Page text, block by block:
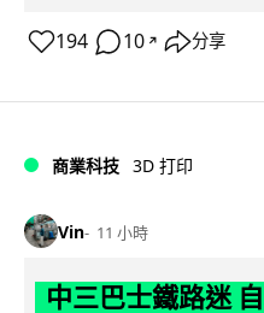
194 10 ↗ 分享
商業科技 3D 打印
Vin 11 小時
中三巴士鐵路迷